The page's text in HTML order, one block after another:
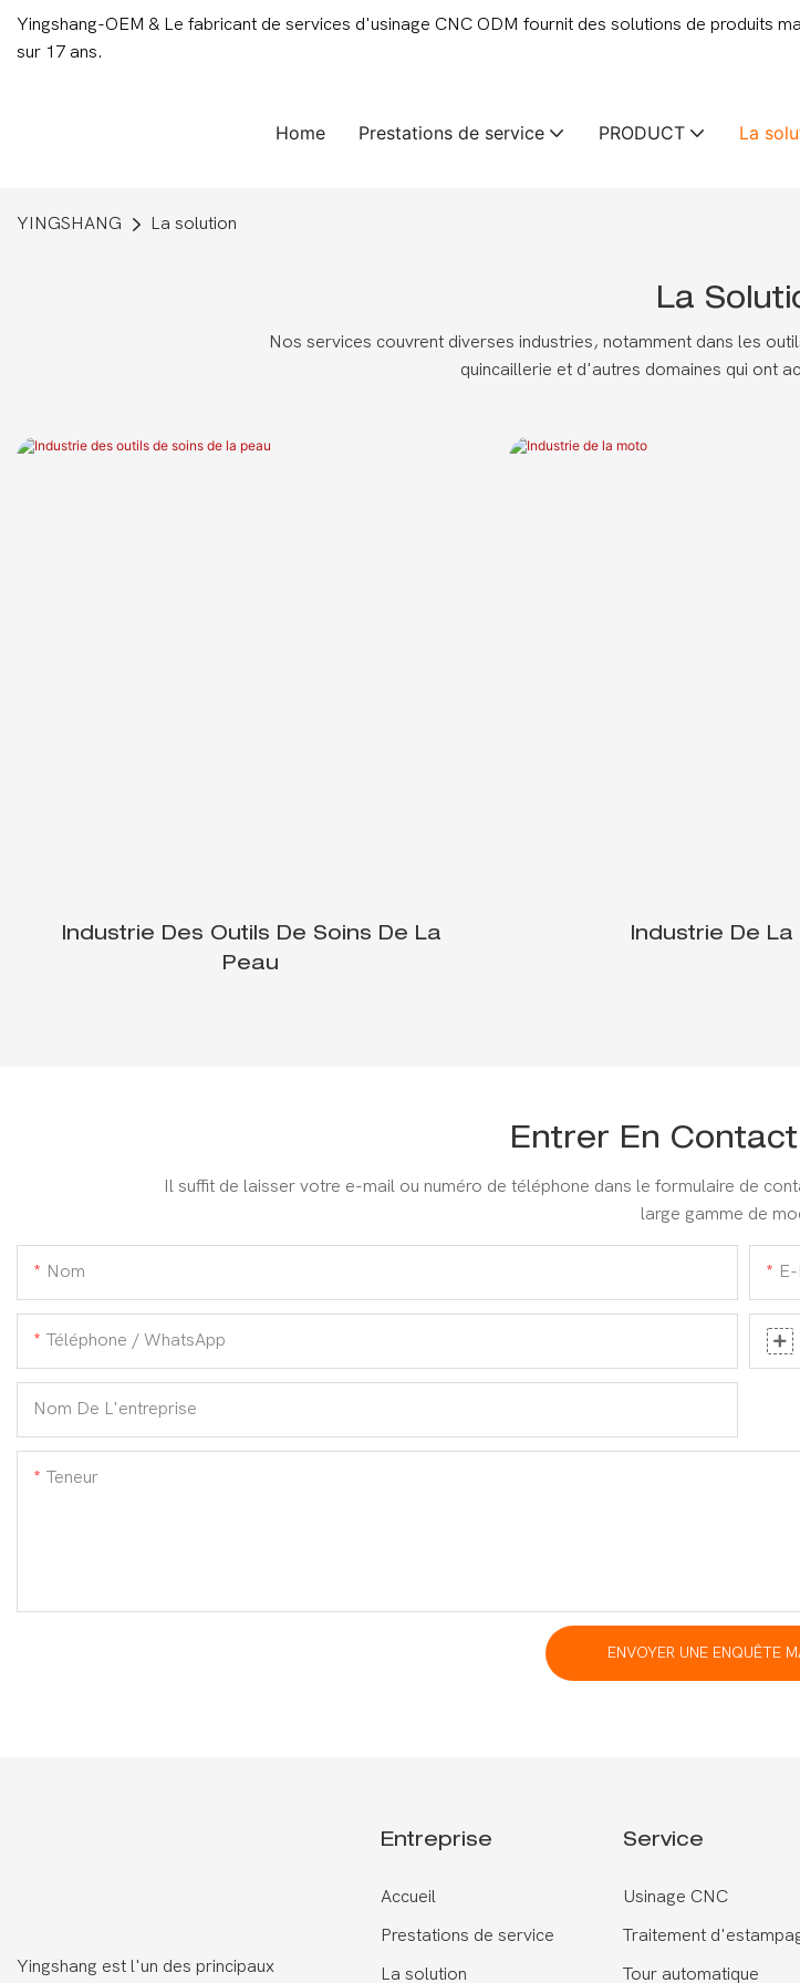
Yingshang-OEM & Le fabricant de services d'usinage CNC ODM fournit des solutions de produits
sur 17 ans.
Home Prestations de service PRODUCT La
YINGSHANG La solution
La
Nos services couvrent diverses industries, notamment dans les
quincaillerie et d'autres domaines qui ont
Industrie Des Outils De Soins De La
Peau
Industrie De La
Entrer En
Il suffit de laisser votre e-mail ou numéro de téléphone dans le formulaire de
large gamme de
Nom
Téléphone / WhatsApp
Nom De L'entreprise
Teneur
ENVOYER UNE ENQUÊTE
Yingshang est l'un des principaux
Entreprise
Accueil
Prestations de service
La solution
Service
Usinage CNC
Traitement
Tour automatique